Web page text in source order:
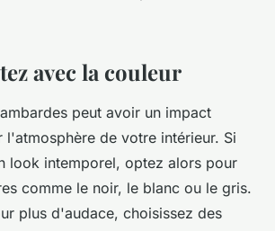
avec la couleur
peut avoir un impact
l'atmosphère de votre intérieur. Si
look intemporel, optez alors pour
comme le noir, le blanc ou le gris.
plus d'audace, choisissez des